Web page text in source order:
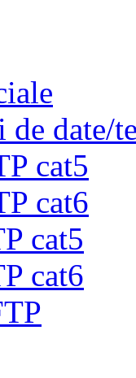
de date/
cat5
cat6
cat5
cat6